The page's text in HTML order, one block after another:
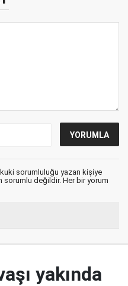
sorumluluğu yazan kişiye
sorumlu değildir. Her bir yorum
yakında